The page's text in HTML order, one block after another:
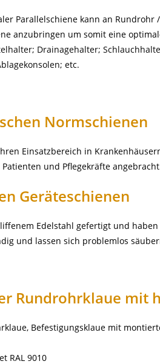
Parallelschiene kann an
anzubringen um somit eine
Drainagehalter;
; etc.
Normschienen
Einsatzbereich in
und Pflegekräfte
Geräteschienen
Edelstahl gefertigt und
und lassen sich problemlos
Rundrohrklaue mit
Befestigungsklaue mit
RAL 9010